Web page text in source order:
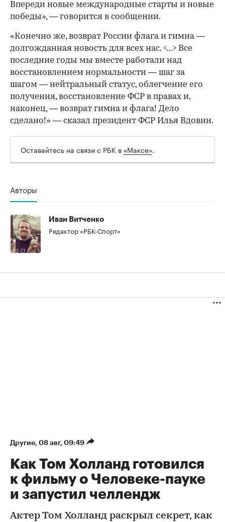
Впереди новые международные старты и новые
победы», — говорится в сообщении.
«Конечно же, возврат России флага и гимна —
долгожданная новость для всех нас. <...> Все
последние годы мы вместе работали над
восстановлением нормальности — шаг за
шагом — нейтральный статус, облегчение его
получения, восстановление ФСР в правах и,
наконец, — возврат гимна и флага! Дело
сделано!» — сказал президент ФСР Илья Вдовин.
Оставайтесь на связи с РБК в «Максе».
Авторы
Иван Витченко
Редактор «РБК-Спорт»
Другие⁠, 08 авг, 09:49
Как Том Холланд готовился
к фильму о Человеке-пауке
и запустил челлендж
Актер Том Холланд раскрыл секрет, как